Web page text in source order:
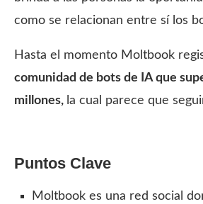
como se relacionan entre sí los
Hasta el momento Moltbook
comunidad de bots de IA que
millones, la cual parece que
Puntos Clave
Moltbook es una red social